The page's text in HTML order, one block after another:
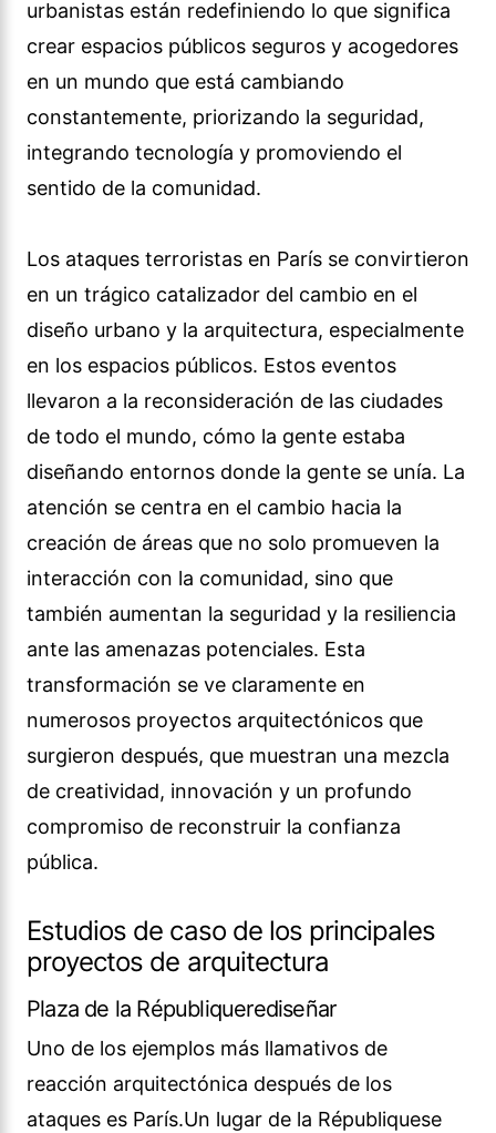
urbanistas están redefiniendo lo que significa
crear espacios públicos seguros y acogedores
en un mundo que está cambiando
constantemente, priorizando la seguridad,
integrando tecnología y promoviendo el
sentido de la comunidad.
Los ataques terroristas en París se convirtieron
en un trágico catalizador del cambio en el
diseño urbano y la arquitectura, especialmente
en los espacios públicos. Estos eventos
llevaron a la reconsideración de las ciudades
de todo el mundo, cómo la gente estaba
diseñando entornos donde la gente se unía. La
atención se centra en el cambio hacia la
creación de áreas que no solo promueven la
interacción con la comunidad, sino que
también aumentan la seguridad y la resiliencia
ante las amenazas potenciales. Esta
transformación se ve claramente en
numerosos proyectos arquitectónicos que
surgieron después, que muestran una mezcla
de creatividad, innovación y un profundo
compromiso de reconstruir la confianza
pública.
Estudios de caso de los principales
proyectos de arquitectura
Plaza de la Républiquerediseñar
Uno de los ejemplos más llamativos de
reacción arquitectónica después de los
ataques es París.Un lugar de la Républiquese